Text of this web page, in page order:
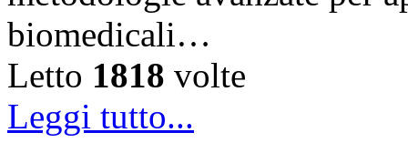
biomedicali…
Letto 1818 volte
Leggi tutto...